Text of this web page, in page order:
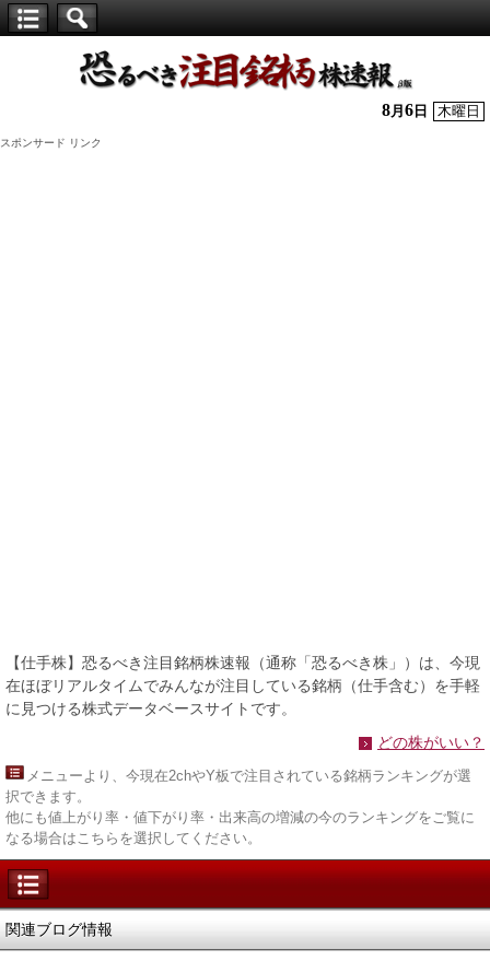
株】
8月 6 日 木曜日
スポンサード リンク
【仕手株】恐るべき注目銘柄株速報（通称「恐るべき株」）は、今現
在ほぼリアルタイムでみんなが注目している銘柄（仕手含む）を手軽
に見つける株式データベースサイトです。
どの株がいい？
メニューより、今現在2chやY板で注目されている銘柄ランキングが選
択できます。
他にも値上がり率・値下がり率・出来高の増減の今のランキングをご覧に
なる場合はこちらを選択してください。
関連ブログ情報